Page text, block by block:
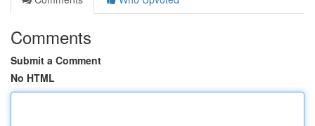
Comments
Submit a Comment
No HTML